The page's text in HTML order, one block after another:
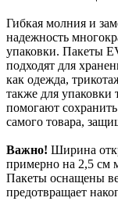
Гибкая молния и
надежность
упаковки. Пакеты
подходят для
как одежда,
также для упаковки
помогают
самого товара,
Важно! Ширина
примерно на 2,5 см
Пакеты оснащены
предотвращает